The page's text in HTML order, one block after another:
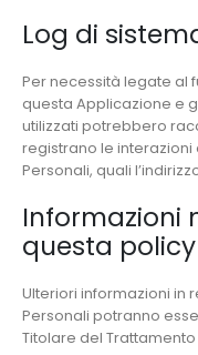
Log di
Per necessità legate al
questa Applicazione e
utilizzati potrebbero
registrano le
Personali, quali
Informazioni
questa policy
Ulteriori informazioni in
Personali potranno
Titolare del